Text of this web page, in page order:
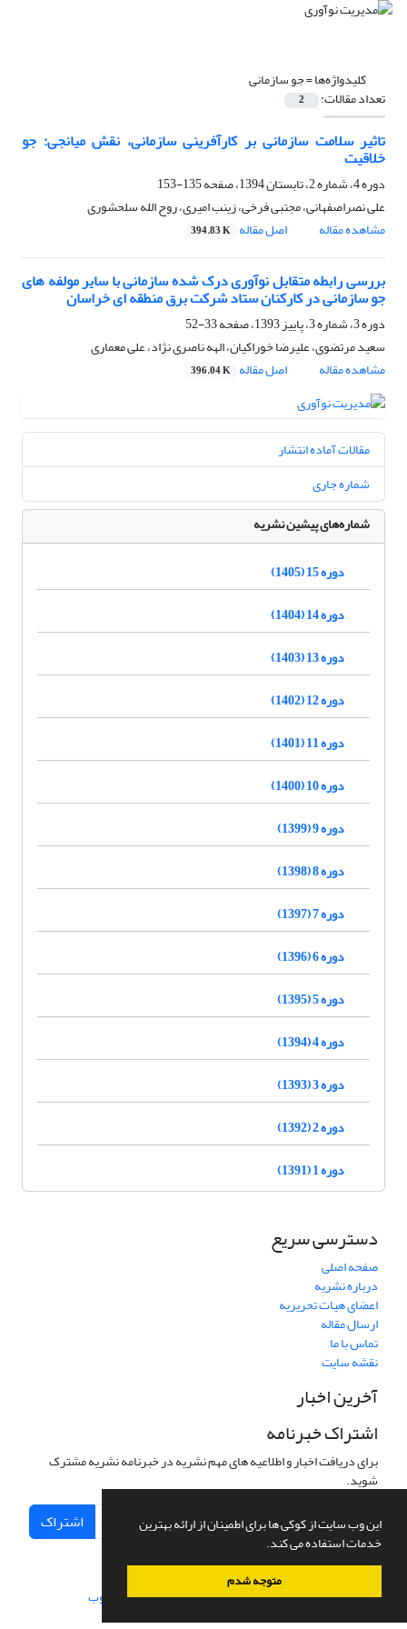
این وب سایت از کوکی ها برای اطمینان از ارائه بهترین
خدمات استفاده می کند.
متوجه شدم
کلیدواژه‌ها =جو سازمانی
تعداد مقالات: 2
تاثیر سلامت سازمانی بر کارآفرینی سازمانی، نقش میانجی: جو
خلاقیت
دوره 4، شماره 2، تابستان 1394، صفحه
135-153
علی نصراصفهانی، مجتبی فرخی، زینب امیری، روح الله سلحشوری
مشاهده مقاله
اصل مقاله 394.83 K
بررسی رابطه متقابل نوآوری درک شده سازمانی با سایر مولفه های
جو سازمانی در کارکنان ستاد شرکت برق منطقه ای خراسان
دوره 3، شماره 3، پاییز 1393، صفحه
33-52
سعید مرتضوی، علیرضا خوراکیان، الهه ناصری نژاد، علی معماری
مشاهده مقاله
اصل مقاله 396.04 K
مقالات آماده انتشار
شماره جاری
شماره‌های پیشین نشریه
دوره 15 (1405)
دوره 14 (1404)
دوره 13 (1403)
دوره 12 (1402)
دوره 11 (1401)
دوره 10 (1400)
دوره 9 (1399)
دوره 8 (1398)
دوره 7 (1397)
دوره 6 (1396)
دوره 5 (1395)
دوره 4 (1394)
دوره 3 (1393)
دوره 2 (1392)
دوره 1 (1391)
دسترسی سریع
صفحه اصلی
درباره نشریه
اعضای هیات تحریریه
ارسال مقاله
تماس با ما
نقشه سایت
آخرین اخبار
اشتراک خبرنامه
برای دریافت اخبار و اطلاعیه های مهم نشریه در خبرنامه نشریه مشترک
شوید.
اشتراک
سامانه مدیریت نشریات علمی.طراحی و پیاده سازی از سیناوب